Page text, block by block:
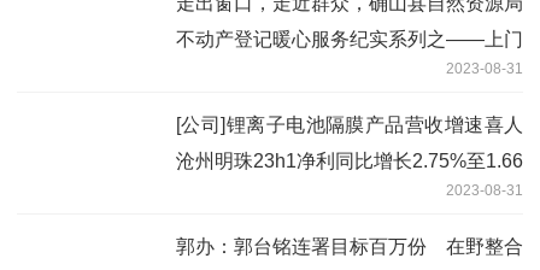
不动产登记暖心服务纪实系列之——上门
2023-08-31
[公司]锂离子电池隔膜产品营收增速喜人
沧州明珠23h1净利同比增长2.75%至1.66
2023-08-31
郭办：郭台铭连署目标百万份 在野整合